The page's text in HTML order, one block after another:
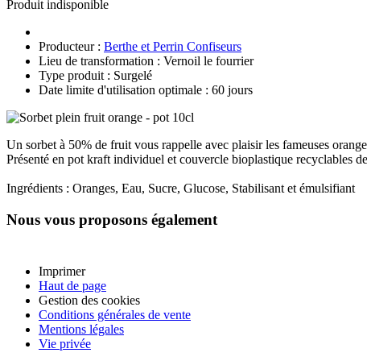
Produit indisponible
Producteur : Berthe et Perrin Confiseurs
Lieu de transformation : Vernoil le fourrier
Type produit : Surgelé
Date limite d'utilisation optimale : 60 jours
Un sorbet à 50% de fruit vous rappelle avec plaisir les fameuses
Présenté en pot kraft individuel et couvercle bioplastique recyclables
Ingrédients : Oranges, Eau, Sucre, Glucose, Stabilisant et émulsifiant
Nous vous proposons également
Imprimer
Haut de page
Gestion des cookies
Conditions générales de vente
Mentions légales
Vie privée